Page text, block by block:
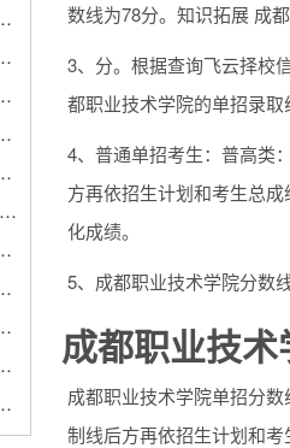
数线为78分。知识拓展 成
3、分。根据查询飞云择校
都职业技术学院的单招录取
4、普通单招考生：普高类
方再依招生计划和考生总
化成绩。
5、成都职业技术学院分数
成都职业技
成都职业技术学院单招分
制线后方再依招生计划和